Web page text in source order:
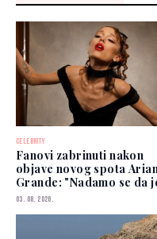
CELEBRITY
Fanovi zabrinuti nakon
objave novog spota
Grande: "Nadamo se da
dobro"
03. 08. 2026.